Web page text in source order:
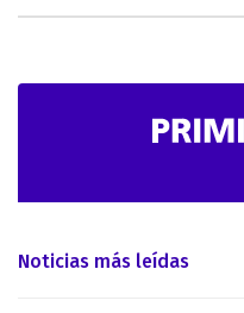
Noticias más leídas